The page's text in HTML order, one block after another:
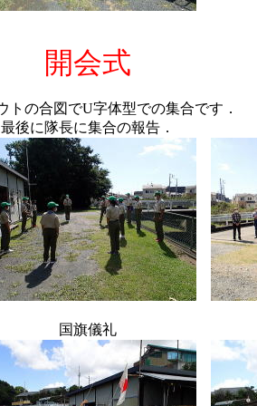
開会式
トの合図でU字体型での集合です．
最後に隊長に集合の報告．
国旗儀礼